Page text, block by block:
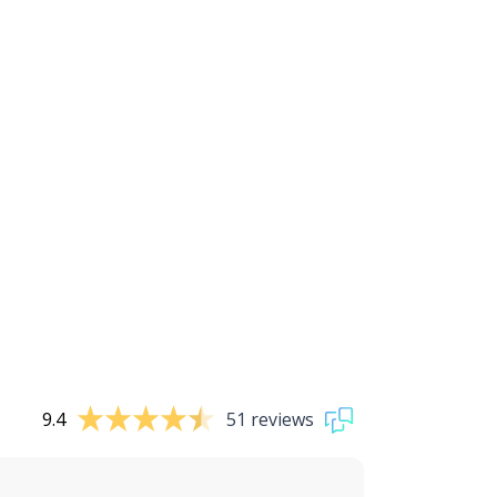
9.4 51 reviews